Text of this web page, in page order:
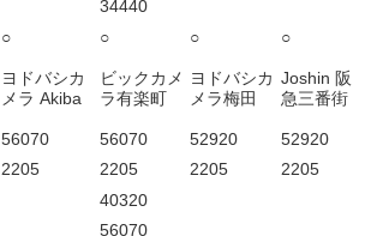
34440
○ ○ ○ ○
ヨドバシカ
メラ Akiba
ビックカメ
ラ有楽町
ヨドバシカ
メラ梅田
Joshin 阪
急三番街
56070 56070 52920
52920
2205 2205 2205
2205
40320
56070